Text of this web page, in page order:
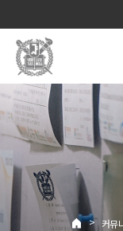
메뉴
> 커뮤